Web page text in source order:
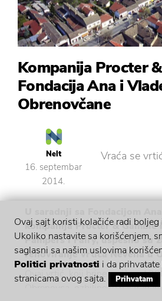
Kompanija Procter
Fondacija Ana i
Obrenovčane
Nelt
16. septembar
2014.
Vraća se
kompanija Procter &
Pampers i Fairy, uspešno su
renoviranje vrtića Nevena u
Ovaj vrtić, koji brine o više od
Obrenovca, ozbiljno je nastradao
Ovaj sajt koristi kolačiće radi
Ukoliko nastavite sa korišćenjem,
saglasni sa našim uslovima
Politici privatnosti i da
stranicama ovog sajta.
Prihvatam